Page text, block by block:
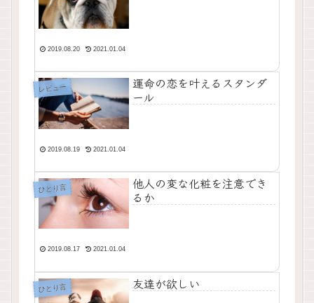
2019.08.20 2021.01.04
レビュー
運命の恋を叶えるスタンダ
ール
2019.08.19 2021.01.04
ひとり言
他人の変な化粧を注意でき
るか
2019.08.17 2021.01.04
ひとり言 友達が欲しい